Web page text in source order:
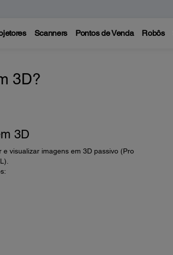
Scanners Pontos de Venda Robôs
3D?
3D
visualizar imagens em 3D passivo (Pro